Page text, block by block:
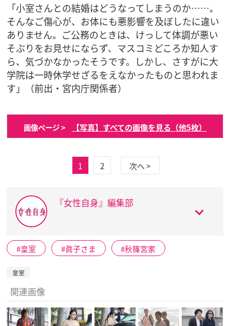
「小室さんとの結婚はどうなってしまうのか……。
そんなご傷心が、お体にも悪影響を及ぼしたに違い
ありません。ご公務のときは、けっして体調が悪い
そぶりをお見せにならず、マスコミどころか知人す
ら、気づかなかったそうです。しかし、さすがに大
学院は一時休学せざるをえなかったものと思われま
す」（前出・宮内庁関係者）
画像ページ > 【写真】すべての画像を見る（他5枚）
1 2 次へ >
『女性自身』編集部
皇室 眞子さま 秋篠宮家
皇室
関連画像